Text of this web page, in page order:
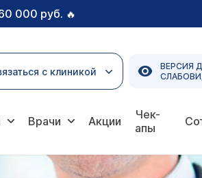
000 руб. 🔥
с клиникой
ВЕРСИЯ
Врачи Акции
Чек-
апы